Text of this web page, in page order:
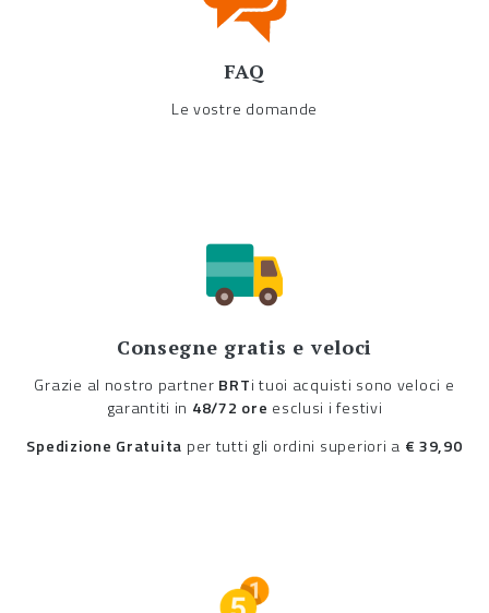
FAQ
Le vostre domande
Consegne gratis e veloci
Grazie al nostro partner BRTi tuoi acquisti sono veloci e
garantiti in 48/72 ore esclusi i festivi
Spedizione Gratuita per tutti gli ordini superiori a € 39,90